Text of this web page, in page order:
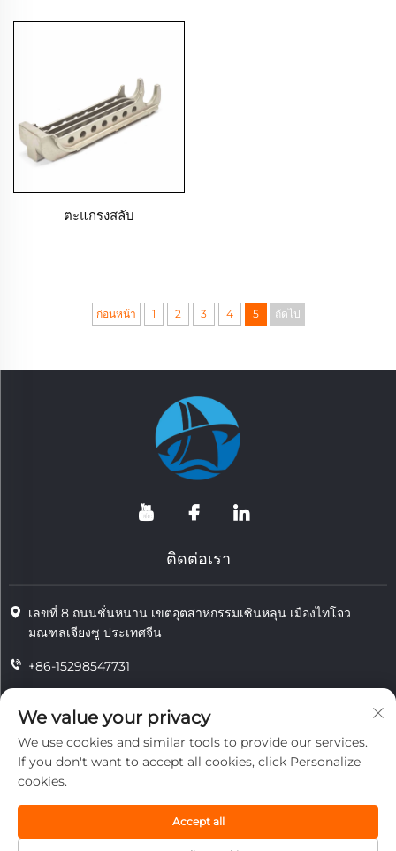
ตะแกรงสลับ
ก่อนหน้า 1 2 3 4 5 ถัดไป
ติดต่อเรา
เลขที่ 8 ถนนชั่นหนาน เขตอุตสาหกรรมเซินหลุน เมืองไทโจว
มณฑลเจียงซู ประเทศจีน
+86-15298547731
[email protected]
ความเป็นส่วนตัว
We value your privacy
We use cookies and similar tools to provide our services.
If you don't want to accept all cookies, click Personalize
cookies.
Accept all